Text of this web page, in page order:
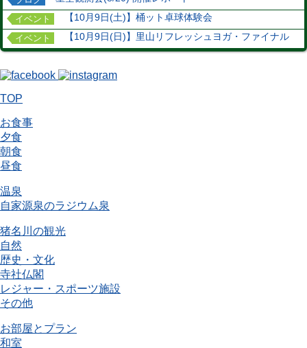
イベント 【10月9日(土)】桶ット卓球体験会
イベント 【10月9日(日)】里山リフレッシュヨガ・ファイナル
TOP
お食事
夕食
朝食
昼食
温泉
自家源泉のラジウム泉
猪名川の観光
自然
歴史・文化
寺社仏閣
レジャー・スポーツ施設
その他
お部屋とプラン
和室